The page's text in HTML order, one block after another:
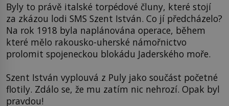
Byly to právě italské torpédové čluny, které stojí
za zkázou lodi SMS Szent István. Co jí předcházelo?
Na rok 1918 byla naplánována operace, během
které mělo rakousko-uherské námořnictvo
prolomit spojeneckou blokádu Jaderského moře.
Szent István vyplouvá z Puly jako součást početné
flotily. Zdálo se, že mu zatím nic nehrozí. Opak byl
pravdou!